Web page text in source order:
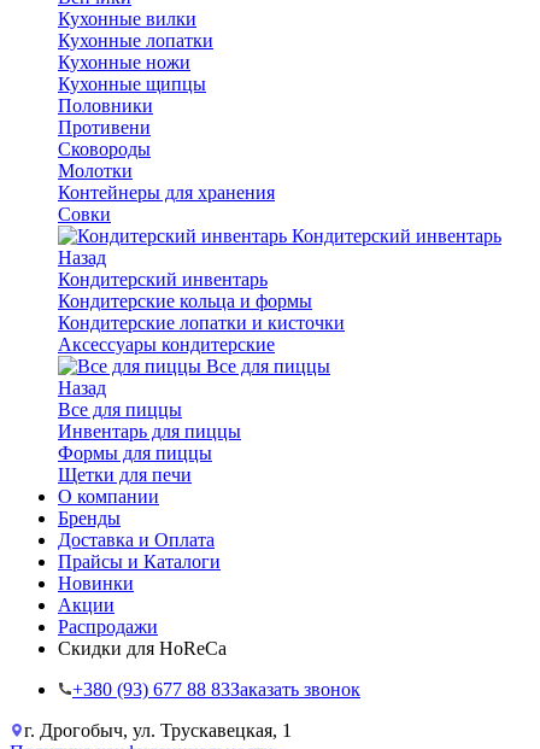
Кухонные вилки
Кухонные лопатки
Кухонные ножи
Кухонные щипцы
Половники
Противени
Сковороды
Молотки
Контейнеры для хранения
Совки
Кондитерский инвентарь
Назад
Кондитерский инвентарь
Кондитерские кольца и формы
Кондитерские лопатки и кисточки
Аксессуары кондитерские
Все для пиццы
Назад
Все для пиццы
Инвентарь для пиццы
Формы для пиццы
Щетки для печи
О компании
Бренды
Доставка и Оплата
Прайсы и Каталоги
Новинки
Акции
Распродажи
Скидки для HoReCa
+38‎0 (93) 677 88 83Заказать звонок
г. Дрогобыч, ул. Трускавецкая, 1